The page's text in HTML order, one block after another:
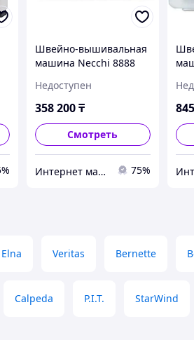
Швейно-вышивальная
машина Necchi 8888
Недоступен
358 200 ₸
Смотреть
Интернет магазин "Техника" 75%
Elna Veritas Bernette
Calpeda P.I.T. StarWind